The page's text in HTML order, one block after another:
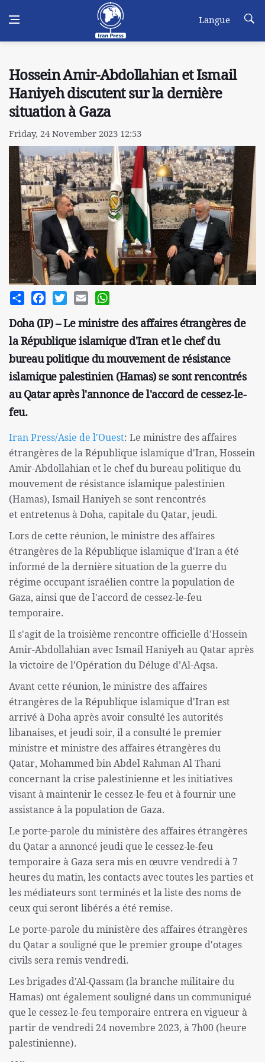
Langue
Hossein Amir-Abdollahian et Ismail
Haniyeh discutent sur la dernière
situation à Gaza
Friday, 24 November 2023 12:53
Share FacebookTwitterEmail
Doha (IP) – Le ministre des affaires étrangères de
la République islamique d'Iran et le chef du
bureau politique du mouvement de résistance
islamique palestinien (Hamas) se sont rencontrés
au Qatar après l'annonce de l'accord de cessez-le-
feu.
Iran Press/Asie de l'Ouest: Le ministre des affaires
étrangères de la République islamique d'Iran, Hossein
Amir-Abdollahian et le chef du bureau politique du
mouvement de résistance islamique palestinien
(Hamas), Ismail Haniyeh se sont rencontrés
et entretenus à Doha, capitale du Qatar, jeudi.
Lors de cette réunion, le ministre des affaires
étrangères de la République islamique d'Iran a été
informé de la dernière situation de la guerre du
régime occupant israélien contre la population de
Gaza, ainsi que de l'accord de cessez-le-feu
temporaire.
Il s'agit de la troisième rencontre officielle d'Hossein
Amir-Abdollahian avec Ismail Haniyeh au Qatar après
la victoire de l’Opération du Déluge d’Al-Aqsa.
Avant cette réunion, le ministre des affaires
étrangères de la République islamique d'Iran est
arrivé à Doha après avoir consulté les autorités
libanaises, et jeudi soir, il a consulté le premier
ministre et ministre des affaires étrangères du
Qatar, Mohammed bin Abdel Rahman Al Thani
concernant la crise palestinienne et les initiatives
visant à maintenir le cessez-le-feu et à fournir une
assistance à la population de Gaza.
Le porte-parole du ministère des affaires étrangères
du Qatar a annoncé jeudi que le cessez-le-feu
temporaire à Gaza sera mis en œuvre vendredi à 7
heures du matin, les contacts avec toutes les parties et
les médiateurs sont terminés et la liste des noms de
ceux qui seront libérés a été remise.
Le porte-parole du ministère des affaires étrangères
du Qatar a souligné que le premier groupe d'otages
civils sera remis vendredi.
Les brigades d'Al-Qassam (la branche militaire du
Hamas) ont également souligné dans un communiqué
que le cessez-le-feu temporaire entrera en vigueur à
partir de vendredi 24 novembre 2023, à 7h00 (heure
palestinienne).